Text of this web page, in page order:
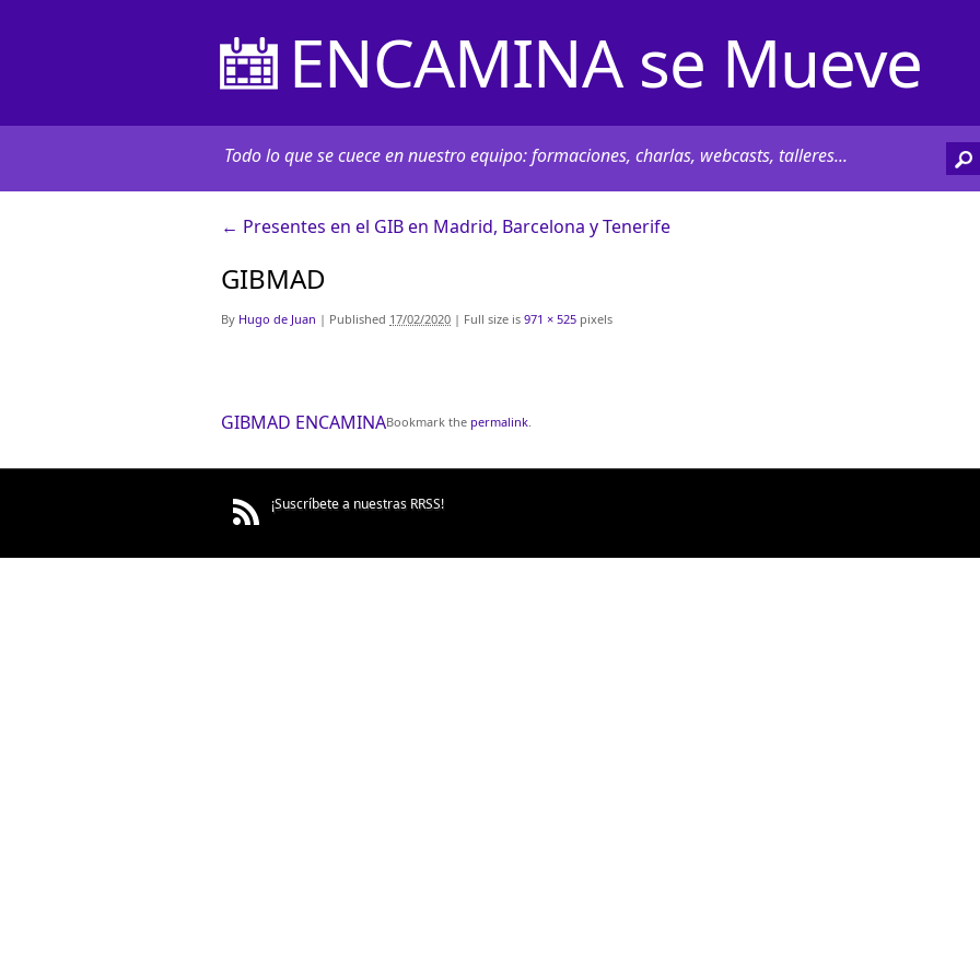
ENCAMINA se Mueve
Todo lo que se cuece en nuestro equipo: formaciones, charlas, webcasts, talleres...
← Presentes en el GIB en Madrid, Barcelona y Tenerife
GIBMAD
By Hugo de Juan | Published 17/02/2020 | Full size is 971 × 525 pixels
GIBMAD ENCAMINABookmark the permalink
¡Suscríbete a nuestras RRSS!